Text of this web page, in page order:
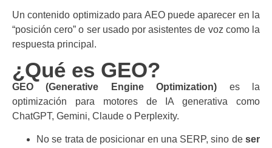
Un contenido optimizado para AEO puede aparecer en la
“posición cero” o ser usado por asistentes de voz como la
respuesta principal.
¿Qué es GEO?
GEO (Generative Engine Optimization) es la
optimización para motores de IA generativa como
ChatGPT, Gemini, Claude o Perplexity.
No se trata de posicionar en una SERP, sino de ser